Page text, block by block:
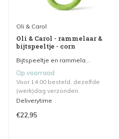
Oli & Carol
Oli & Carol - rammelaar &
bijtspeeltje - corn
Bijtspeeltje en rammela...
Op voorraad
Voor 14.00 besteld, dezelfde
(werk)dag verzonden.
Deliverytime
€22,95